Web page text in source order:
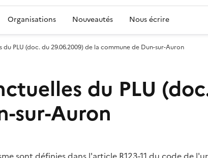
Organisations Nouveautés Nous écrire
PLU (doc. du 29.06.2009) de la commune de Dun-sur-Auron
du PLU
sur-Auron